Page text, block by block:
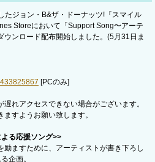
たジョン・B&ザ・ドーナッツ!『スマイル
Storeにおいて「Support Song〜アーテ
ウンロード配布開始しました。(5月31日ま
[PCのみ]
れアクセスできない場合がございます。
すようお願い致します。
る応援ソング>>
ますために、アーティストが書き下ろし
企画。